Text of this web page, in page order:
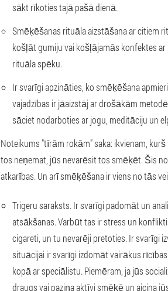
sākt rīkoties tajā pašā dienā.
Smēķēšanas rituāla aizstāšana ar citiem
košļāt gumiju vai košļājamās konfektes
rituāla spēku.
Ir svarīgi apzināties, ko smēķēšana
vajadzības ir jāaizstāj ar drošākām
sāciet nodarboties ar jogu, meditāciju un
Noteikums "tīrām rokām" saka: ikvienam,
tos neņemat, jūs nevarēsit tos smēķēt. Šis
atkarības. Un arī smēķēšana ir viens no tās
Trigeru saraksts. Ir svarīgi padomāt un
atsākšanas. Varbūt tas ir stress un
cigareti, un tu nevarēji pretoties. Ir svarīgi
situācijai ir svarīgi izdomāt vairākus
kopā ar speciālistu. Piemēram, ja jūs
draugs vai paziņa aktīvi smēķē un aicina